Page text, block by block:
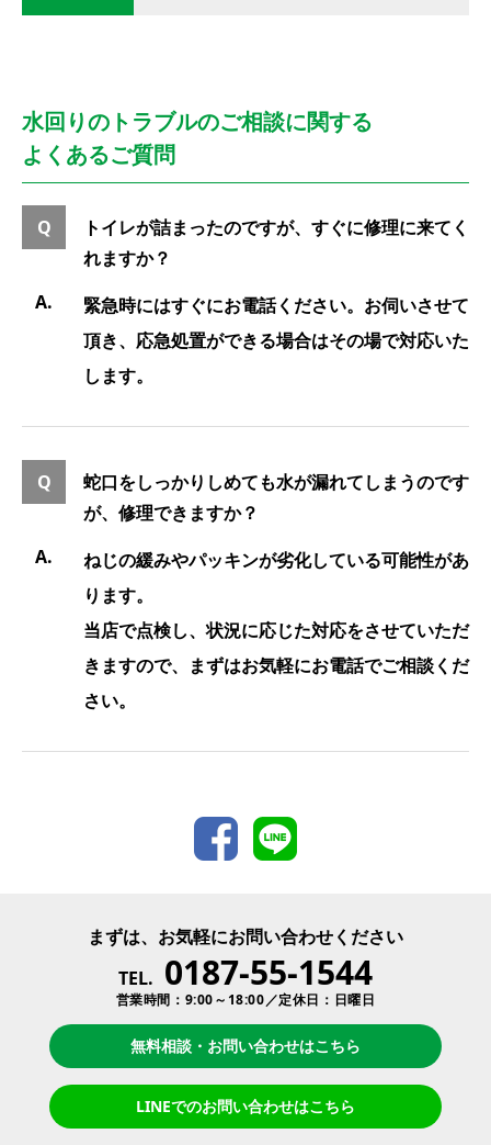
水回りのトラブルのご相談に関する
よくあるご質問
トイレが詰まったのですが、すぐに修理に来てく
れますか？
緊急時にはすぐにお電話ください。お伺いさせて
頂き、応急処置ができる場合はその場で対応いた
します。
蛇口をしっかりしめても水が漏れてしまうのです
が、修理できますか？
ねじの緩みやパッキンが劣化している可能性があ
ります。
当店で点検し、状況に応じた対応をさせていただ
きますので、まずはお気軽にお電話でご相談くだ
さい。
まずは、お気軽にお問い合わせください
TEL. 0187-55-1544
営業時間：9:00～18:00／定休日：日曜日
無料相談・お問い合わせはこちら
LINEでのお問い合わせはこちら